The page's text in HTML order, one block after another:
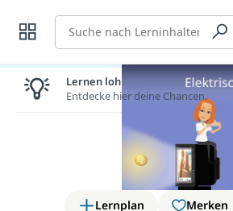
Suche
Lernplan Merken
Lernen lohnt sich!
Entdecke hier deine Chancen.